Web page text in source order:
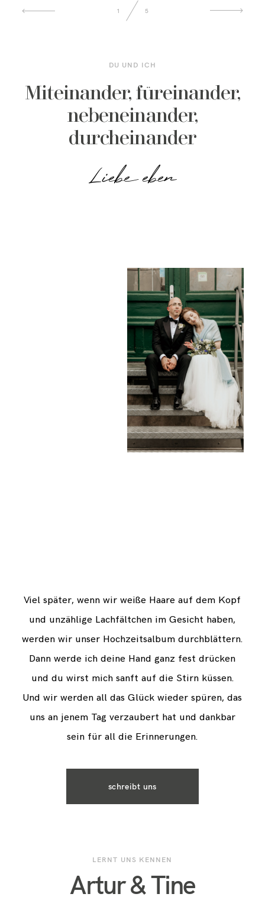
1 5
DU UND ICH
Miteinander, füreinander,
nebeneinander,
durcheinander
Liebe eben
Viel später, wenn wir weiße Haare auf dem Kopf
und unzählige Lachfältchen im Gesicht haben,
werden wir unser Hochzeitsalbum durchblättern.
Dann werde ich deine Hand ganz fest drücken
und du wirst mich sanft auf die Stirn küssen.
Und wir werden all das Glück wieder spüren, das
uns an jenem Tag verzaubert hat und dankbar
sein für all die Erinnerungen.
schreibt uns
LERNT UNS KENNEN
Artur & Tine